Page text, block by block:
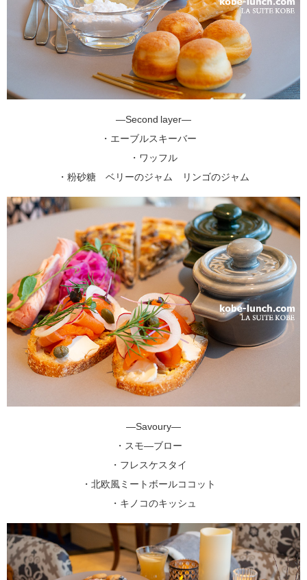
―Second layer―
・エーブルスキーバー
・ワッフル
・粉砂糖 ベリーのジャム リンゴのジャム
―Savoury―
・スモ―ブロー
・フレスケスタイ
・北欧風ミートボールココット
・キノコのキッシュ